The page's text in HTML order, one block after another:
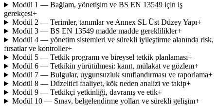
Modül 1 — Bağlam, yönetişim ve BS EN 13549 için iş
gerekçesi+
Modül 2 — Terimler, tanımlar ve Annex SL Üst Düzey Yapı+
Modül 3 — BS EN 13549 madde madde gereklilikler+
Modül 4 — yönetim sistemleri ve sürekli iyileştirme alanında risk,
fırsatlar ve kontroller+
Modül 5 — Tetkik programı ve bireysel tetkik planlaması+
Modül 6 — Tetkikin yürütülmesi: kanıt, mülakat ve gözlem+
Modül 7 — Bulgular, uygunsuzluk sınıflandırması ve raporlama+
Modül 8 — Düzeltici faaliyet, kök neden analizi ve takip+
Modül 9 — Tetkikçi yetkinliği, davranış ve etik+
Modül 10 — Sınav, belgelendirme yolları ve sürekli gelişim+